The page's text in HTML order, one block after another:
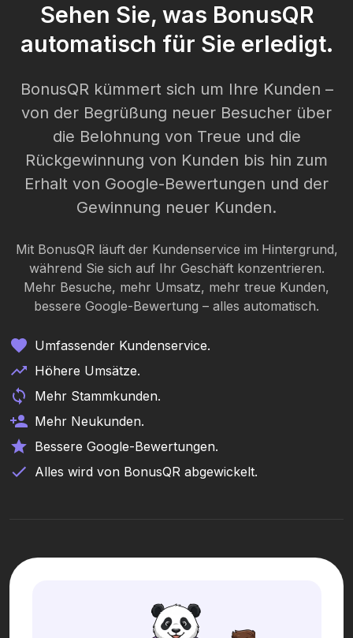
Sehen Sie, was BonusQR
automatisch für Sie erledigt.
BonusQR kümmert sich um Ihre Kunden –
von der Begrüßung neuer Besucher über
die Belohnung von Treue und die
Rückgewinnung von Kunden bis hin zum
Erhalt von Google-Bewertungen und der
Gewinnung neuer Kunden.
Mit BonusQR läuft der Kundenservice im Hintergrund,
während Sie sich auf Ihr Geschäft konzentrieren.
Mehr Besuche, mehr Umsatz, mehr treue Kunden,
bessere Google-Bewertung – alles automatisch.
Umfassender Kundenservice.
Höhere Umsätze.
Mehr Stammkunden.
Mehr Neukunden.
Bessere Google-Bewertungen.
Alles wird von BonusQR abgewickelt.